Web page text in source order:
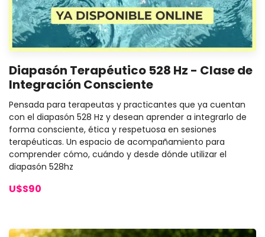
Diapasón Terapéutico 528 Hz - Clase de
Integración Consciente
Pensada para terapeutas y practicantes que ya cuentan
con el diapasón 528 Hz y desean aprender a integrarlo de
forma consciente, ética y respetuosa en sesiones
terapéuticas. Un espacio de acompañamiento para
comprender cómo, cuándo y desde dónde utilizar el
diapasón 528hz
U$S90